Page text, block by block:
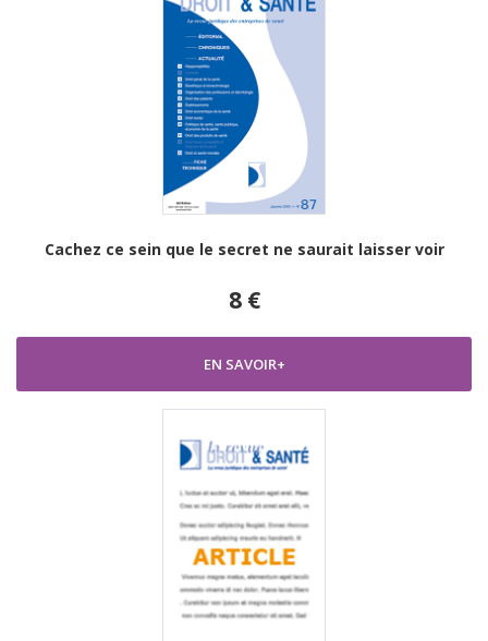
Cachez ce sein que le secret ne saurait laisser voir
8 €
EN SAVOIR+